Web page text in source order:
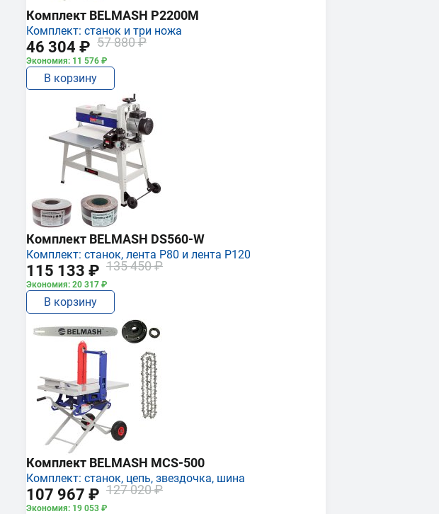
Комплект BELMASH P2200M
Комплект: станок и три ножа
46 304 ₽ 57 880 ₽
Экономия: 11 576 ₽
В корзину
Комплект BELMASH DS560-W
Комплект: станок, лента P80 и лента P120
115 133 ₽ 135 450 ₽
Экономия: 20 317 ₽
В корзину
Комплект BELMASH MCS-500
Комплект: станок, цепь, звездочка, шина
107 967 ₽ 127 020 ₽
Экономия: 19 053 ₽